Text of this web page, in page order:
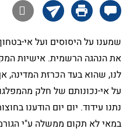

שמענו על היסוסים ועל אי-
את הנהגה הרשמית. אישיות
לנו, שהוא בעד הכרזת המדינה,
על אי-נכונותם של חלק
במאי לא תקום ממשלה ע"י